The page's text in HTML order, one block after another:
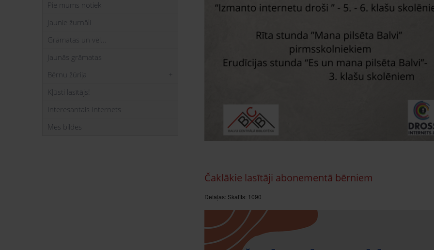
Pie mums notiek
Jaunie žurnāli
Grāmatas un vēl...
Jaunās grāmatas
Bērnu žūrija
Kļūsti lasītājs!
Interesantais Internets
Mēs bildēs
Čaklākie lasītāji abonementā bērniem
Detaļas: Skatīts: 1090